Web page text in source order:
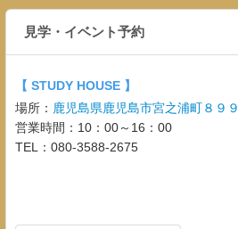
見学・イベント予約
【 STUDY HOUSE 】
場所： 鹿児島県鹿児島市宮之浦町８９９
営業時間：10：00～16：00
TEL：080-3588-2675